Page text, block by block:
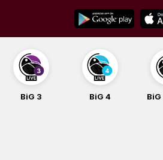
content
BiG 3 BiG 4